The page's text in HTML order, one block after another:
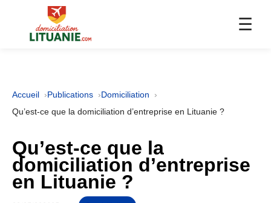
☰
Accueil Publications
Domiciliation
Qu’est-ce que la domiciliation d’entreprise en Lituanie ?
Qu’est-ce que la
domiciliation d’entreprise
en Lituanie ?